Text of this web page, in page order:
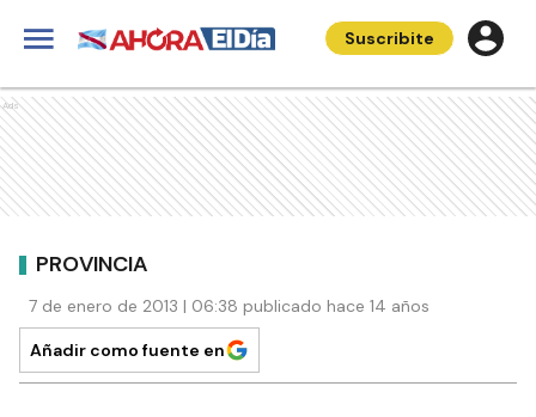
Suscribite
Ads
PROVINCIA
7 de enero de 2013 | 06:38 publicado hace 14 años
Añadir como fuente en